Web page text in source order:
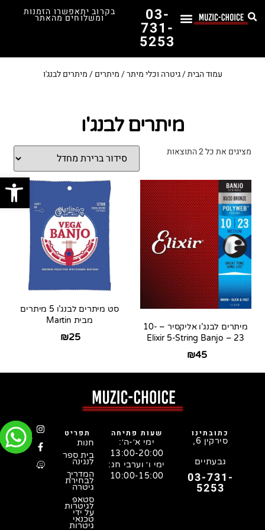
03-
731-
5253
בקרוב יתאפשרו הזמנות
ומשלוחים מהאתר
עמוד הבית/גיטרה וכלי מיתר/מיתרים/ מיתרים לבנג'ו
מיתרים לבנג'ו
מציגים את כל ⁦2⁩ התוצאות
מיתרים לבנג’ו אליקסיר – 10-
23 – Elixir 5-String Banjo
₪45
סט מיתרים לבנג’ו 5 מיתרים
מבית Martin
₪25
כתובתינו
סירקין 6,
גבעתיים
03-731-
5253
שעות פתיחה
ימי א׳-ה׳:
13:00-20:00
ימי ו׳ וערבי חג:
10:00-15:00
תפריט
חנות
בית ספר
לנגינה
המדריך
לבחירת
גיטרה
סטאפ
לגיטרות
על ידי
טכנאי
גיטרות
פתח